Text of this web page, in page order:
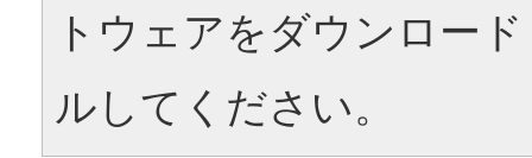
トウェアをダウンロー
ルしてください。